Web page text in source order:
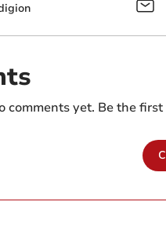
comments yet. Be the first